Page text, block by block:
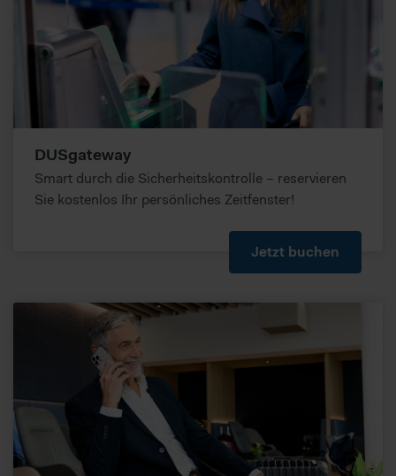
können. Sie können durch diese Informationen nicht direkt
identifiziert werden. Im Folgenden finden Sie eine
Übersicht, zu welche Zwecken wir und unsere Partner Ihre
Daten verarbeiten.
DUSgateway
Smart durch die Sicherheitskontrolle – reservieren
Sie kostenlos Ihr persönliches Zeitfenster!
Jetzt buchen